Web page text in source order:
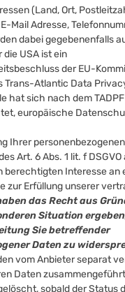
(Land, Ort,
Mail Adresse,
dabei gegebenenfalls
USA ist ein
der EU-
Trans-Atlantic Data
hat sich nach dem
europäische
Ihrer
Art. 6 Abs. 1 lit. f
berechtigten Interesse an
zur Erfüllung unserer
das Recht aus
Situation
Sie betreffender
Daten zu
vom Anbieter separat
Daten
sobald der Status